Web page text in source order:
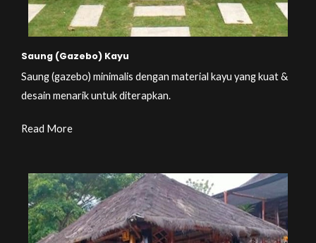
Saung (Gazebo) Kayu
Saung (gazebo) minimalis dengan material kayu yang kuat &
desain menarik untuk diterapkan.
Read More